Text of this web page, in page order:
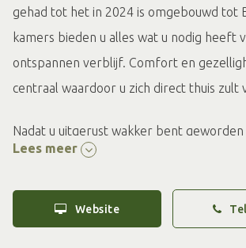
gehad tot het in 2024 is omgebouwd tot
kamers bieden u alles wat u nodig heeft
ontspannen verblijf. Comfort en
centraal waardoor u zich direct thuis zult
Nadat u uitgerust wakker bent
van een ontbijt à la carte in onze
kiezen van onze uitgebreide ontbijt kaart.
kiest, wij bieden u altijd een ontbijt met
Lees meer
Website